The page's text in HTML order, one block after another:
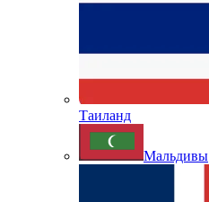
Таиланд
Мальдивы